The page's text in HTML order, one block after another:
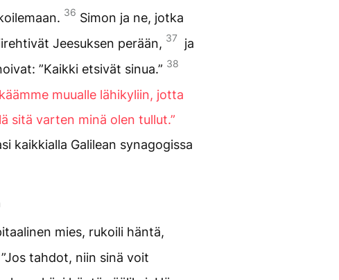
36 Simon ja ne, jotka
Jeesuksen perään, 37
ja
”Kaikki etsivät sinua.” 38
muualle lähikyliin, jotta
sitä varten minä olen tullut.”
kaikkialla Galilean synagogissa
mies, rukoili häntä,
tahdot, niin sinä voit